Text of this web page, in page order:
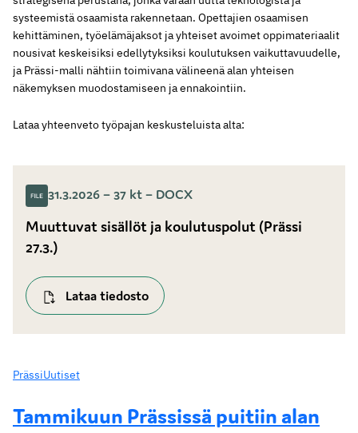
systeemistä osaamista rakennetaan. Opettajien osaamisen
kehittäminen, työelämäjaksot ja yhteiset avoimet oppimateriaalit
nousivat keskeisiksi edellytyksiksi koulutuksen vaikuttavuudelle,
ja Prässi-malli nähtiin toimivana välineenä alan yhteisen
näkemyksen muodostamiseen ja ennakointiin.
Lataa yhteenveto työpajan keskusteluista alta:
31.3.2026 – 37 kt – DOCX
Muuttuvat sisällöt ja koulutuspolut (Prässi
27.3.)
Lataa tiedosto
PrässiUutiset
Tammikuun Prässissä puitiin alan